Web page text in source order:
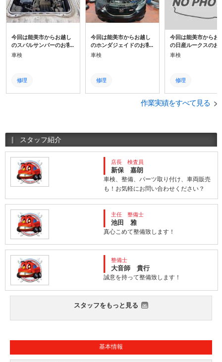
今回は能美市からお越し
のスバルサンバーのお客
様です。まず初めにエン
冷却水を交換しました。
ブレーキフルード交換と
ブレーキクリーニングを
車検
修理
車検
今回は能美市からお越し
のホンダジェイドのお客
様です。まず初めにエン
ありませんでした。ブレ
ーキフルードとリアブレ
ーキパッドを交換しまし
車検
修理
車検
今回は能美市からお
の日産ルークスのお
です。まず初めにエ
キ関係の点検です。
ーキフルードの交換
レーキクリーニング
いました。
車検
修理
車検
作業実績をすべて見る
スタッフ紹介
店長 検査員
新保 嘉朗
車検、整備、パーツ取り付け、車両販売
も！お気軽にお問い合わせください？
主任 整備士
池田 雅
真心こめて整備致します！
整備士
大音師 貴行
誠意を持って整備致します！
スタッフをもっと見る
基本情報